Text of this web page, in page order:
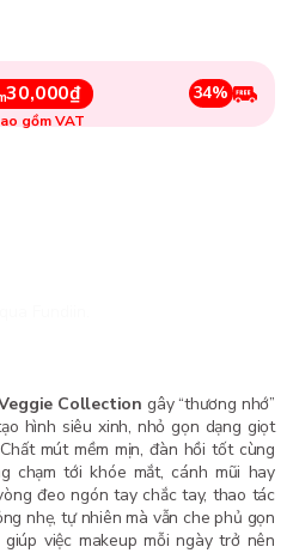
30,000₫
gồm VAT
34%
Collection gây “thương nhớ”
hình siêu xinh, nhỏ gọn dạng giọt
mút mềm mịn, đàn hồi tốt cùng
chạm tới khóe mắt, cánh mũi hay
đeo ngón tay chắc tay, thao tác
nhẹ, tự nhiên mà vẫn che phủ gọn
việc makeup mỗi ngày trở nên